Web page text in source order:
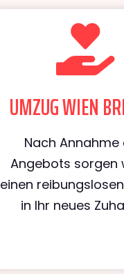
UMZUG WIEN
Nach Annahme
Angebots sorgen
einen
in Ihr neues